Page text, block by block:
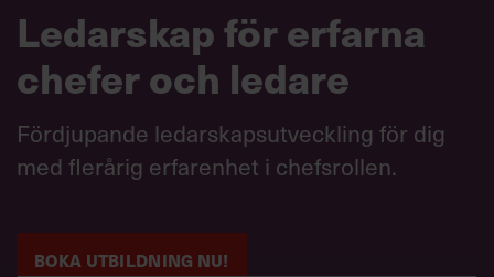
Annonsera
Om oss
Kontakta oss
Villkor och policy för
personuppgiftsbehandling
Populära utbildningar
Ledarskap för erfarna
chefer och ledare
Fördjupande ledarskapsutveckling för dig
med flerårig erfarenhet i chefsrollen.
BOKA UTBILDNING NU!